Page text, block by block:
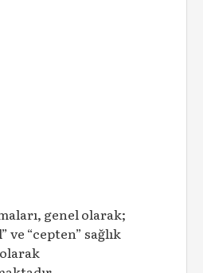
genel olarak;
ve “cepten” sağlık